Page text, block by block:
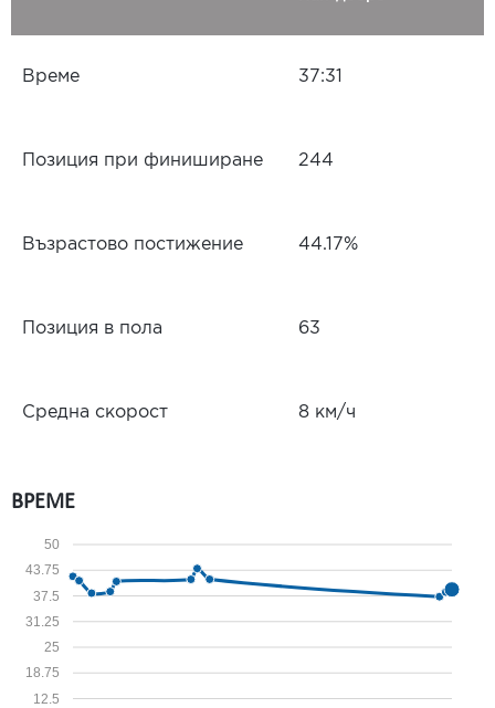
Време 37:31
Позиция при финиширане 244
Възрастово постижение 44.17%
Позиция в пола 63
Средна скорост 8 км/ч
ВРЕМЕ
12.5
18.75
25
31.25
37.5
43.75
50